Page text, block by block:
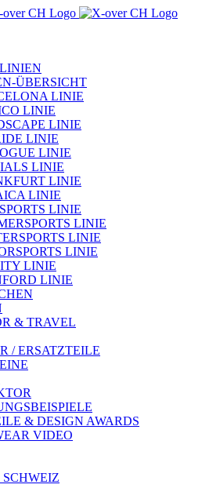
ÜBERSICHT
LINIE
LINIE
LINIE
LINIE
LINIE
LINIE
LINIE
LINIE
LINIE
LINIE
LINIE
LINIE
LINIE
LINIE
& TRAVEL
/ ERSATZTEILE
& DESIGN AWARDS
VIDEO